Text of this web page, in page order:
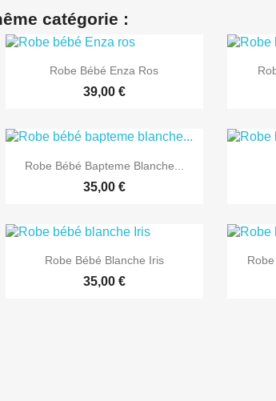
catégorie :
 Aperçu rapide
Robe Bébé Enza Ros
39,00 €
 Aperçu rapide
Robe Bébé Bapteme Blanche...
35,00 €
 Aperçu rapide
Robe Bébé Blanche Iris
35,00 €